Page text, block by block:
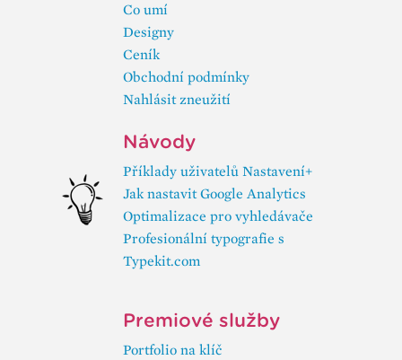
Co umí
Designy
Ceník
Obchodní podmínky
Nahlásit zneužití
Návody
Příklady uživatelů Nastavení+
Jak nastavit Google Analytics
Optimalizace pro vyhledávače
Profesionální typografie s
Typekit.com
Premiové služby
Portfolio na klíč